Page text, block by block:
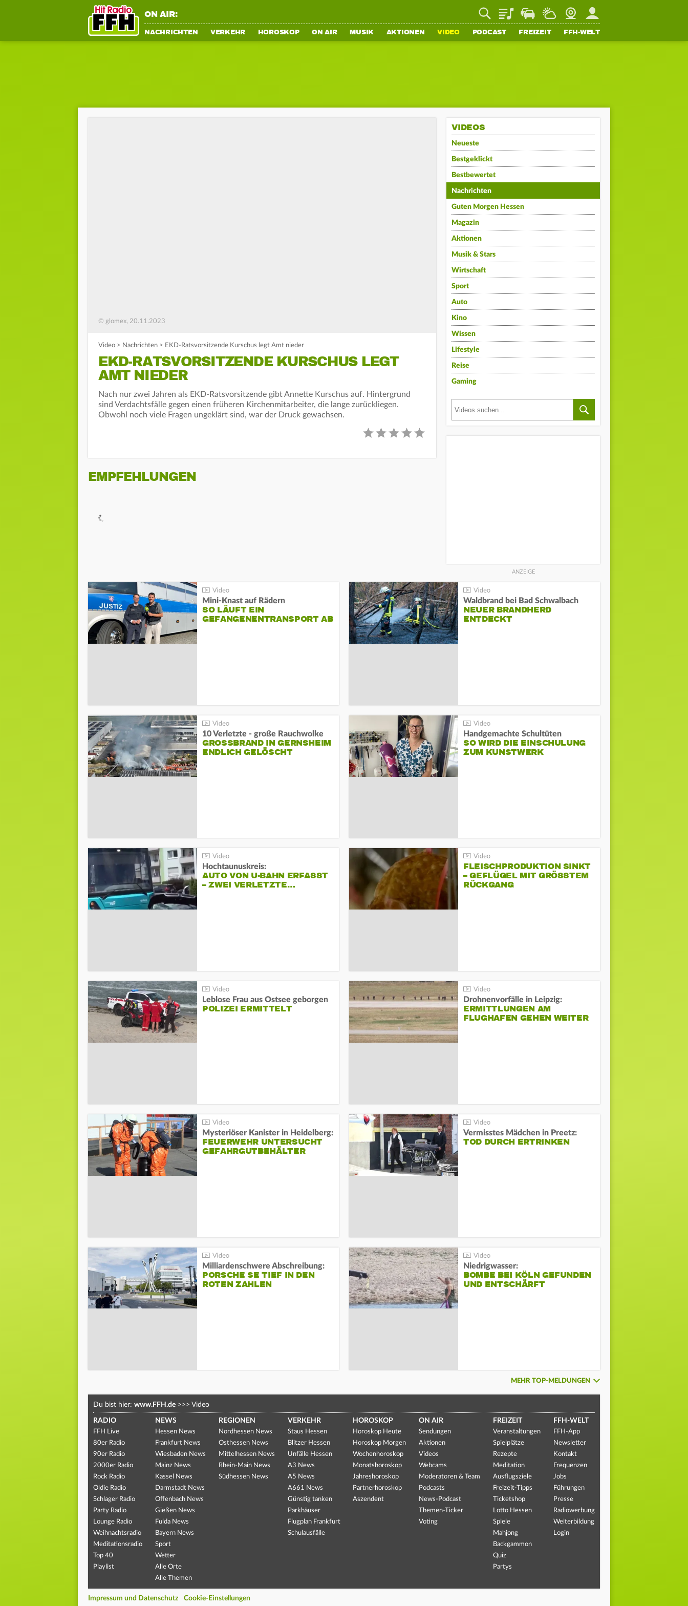
ON AIR: PlaylistStaupilotWetterWebcamMein FFH
NACHRICHTEN VERKEHR HOROSKOP ON AIR MUSIK AKTIONEN VIDEO PODCAST FREIZEIT FFH-WELT
© glomex, 20.11.2023
Video > Nachrichten > EKD-Ratsvorsitzende Kurschus legt Amt nieder
EKD-RATSVORSITZENDE KURSCHUS LEGT
AMT NIEDER
Nach nur zwei Jahren als EKD-Ratsvorsitzende gibt Annette Kurschus auf. Hintergrund
sind Verdachtsfälle gegen einen früheren Kirchenmitarbeiter, die lange zurückliegen.
Obwohl noch viele Fragen ungeklärt sind, war der Druck gewachsen.
EMPFEHLUNGEN
VIDEOS
Neueste
Bestgeklickt
Bestbewertet
Nachrichten
Guten Morgen Hessen
Magazin
Aktionen
Musik & Stars
Wirtschaft
Sport
Auto
Kino
Wissen
Lifestyle
Reise
Gaming
Mini-Knast auf Rädern
SO LÄUFT EIN
GEFANGENENTRANSPORT AB
Waldbrand bei Bad Schwalbach
NEUER BRANDHERD
ENTDECKT
10 Verletzte - große Rauchwolke
GROSSBRAND IN GERNSHEIM E
NDLICH GELÖSCHT
Handgemachte Schultüten
SO WIRD DIE EINSCHULUNG
ZUM KUNSTWERK
Hochtaunuskreis:
AUTO VON U-BAHN ERFASST
– ZWEI VERLETZTE…
FLEISCHPRODUKTION SINKT
– GEFLÜGEL MIT GRÖSSTEM R
ÜCKGANG
Leblose Frau aus Ostsee geborgen
POLIZEI ERMITTELT
Drohnenvorfälle in Leipzig:
ERMITTLUNGEN AM
FLUGHAFEN GEHEN WEITER
Mysteriöser Kanister in Heidelberg:
FEUERWEHR UNTERSUCHT
GEFAHRGUTBEHÄLTER
Vermisstes Mädchen in Preetz:
TOD DURCH ERTRINKEN
Milliardenschwere Abschreibung:
PORSCHE SE TIEF IN DEN
ROTEN ZAHLEN
Niedrigwasser:
BOMBE BEI KÖLN GEFUNDEN
UND ENTSCHÄRFT
MEHR TOP-MELDUNGEN
Du bist hier: www.FFH.de >>> Video
RADIO
FFH Live
80er Radio
90er Radio
2000er Radio
Rock Radio
Oldie Radio
Schlager Radio
Party Radio
Lounge Radio
Weihnachtsradio
Meditationsradio
Top 40
Playlist
NEWS
Hessen News
Frankfurt News
Wiesbaden News
Mainz News
Kassel News
Darmstadt News
Offenbach News
Gießen News
Fulda News
Bayern News
Sport
Wetter
Alle Orte
Alle Themen
REGIONEN
Nordhessen News
Osthessen News
Mittelhessen News
Rhein-Main News
Südhessen News
VERKEHR
Staus Hessen
Blitzer Hessen
Unfälle Hessen
A3 News
A5 News
A661 News
Günstig tanken
Parkhäuser
Flugplan Frankfurt
Schulausfälle
HOROSKOP
Horoskop Heute
Horoskop Morgen
Wochenhoroskop
Monatshoroskop
Jahreshoroskop
Partnerhoroskop
Aszendent
ON AIR
Sendungen
Aktionen
Videos
Webcams
Moderatoren & Team
Podcasts
News-Podcast
Themen-Ticker
Voting
FREIZEIT
Veranstaltungen
Spielplätze
Rezepte
Meditation
Ausflugsziele
Freizeit-Tipps
Ticketshop
Lotto Hessen
Spiele
Mahjong
Backgammon
Quiz
Partys
FFH-WELT
FFH-App
Newsletter
Kontakt
Frequenzen
Jobs
Führungen
Presse
Radiowerbung
Weiterbildung
Login
Impressum und Datenschutz Cookie-Einstellungen